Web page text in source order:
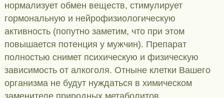
нормализует обмен веществ, стимулирует
гормональную и нейрофизиологическую
активность (попутно заметим, что при этом
повышается потенция у мужчин). Препарат
полностью снимет психическую и физическую
зависимость от алкоголя. Отныне клетки Вашего
организма не будут нуждаться в химическом
заменителе природных метаболитов.